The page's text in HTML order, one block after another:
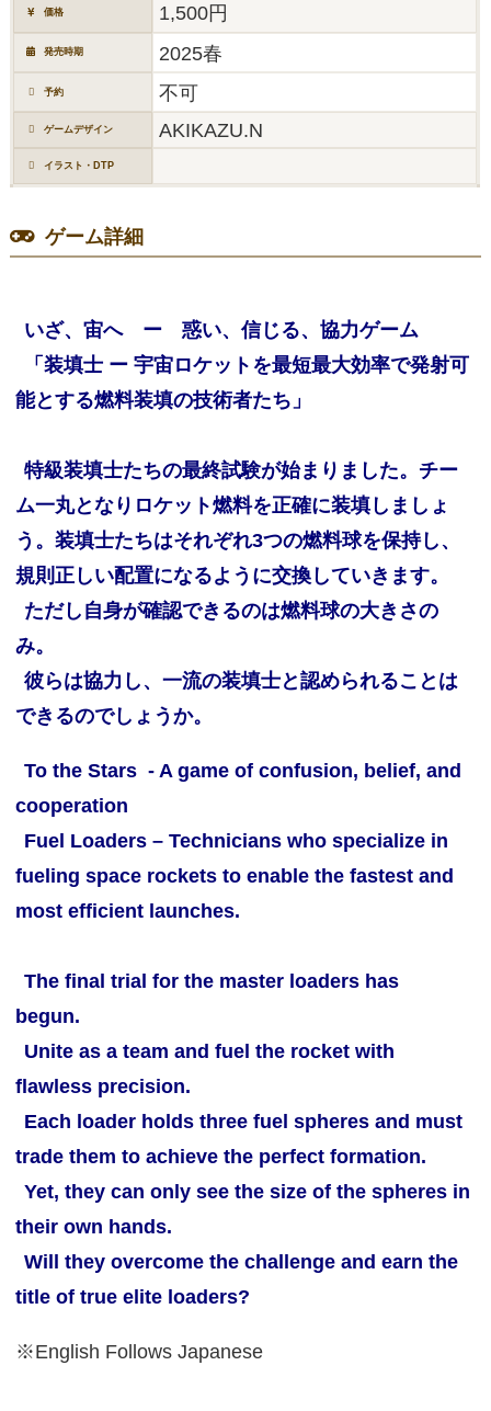
価格 1,500円
発売時期 2025春
予約 不可
ゲームデザイン AKIKAZU.N
イラスト・DTP
ゲーム詳細
いざ、宙へ ー 惑い、信じる、協力ゲーム
「装填士 ー 宇宙ロケットを最短最大効率で発射可
能とする燃料装填の技術者たち」
特級装填士たちの最終試験が始まりました。チー
ム一丸となりロケット燃料を正確に装填しましょ
う。装填士たちはそれぞれ3つの燃料球を保持し、
規則正しい配置になるように交換していきます。
ただし自身が確認できるのは燃料球の大きさの
み。
彼らは協力し、一流の装填士と認められることは
できるのでしょうか。
To the Stars - A game of confusion, belief, and
cooperation
Fuel Loaders – Technicians who specialize in
fueling space rockets to enable the fastest and
most efficient launches.
The final trial for the master loaders has
begun.
Unite as a team and fuel the rocket with
flawless precision.
Each loader holds three fuel spheres and must
trade them to achieve the perfect formation.
Yet, they can only see the size of the spheres in
their own hands.
Will they overcome the challenge and earn the
title of true elite loaders?
※English Follows Japanese